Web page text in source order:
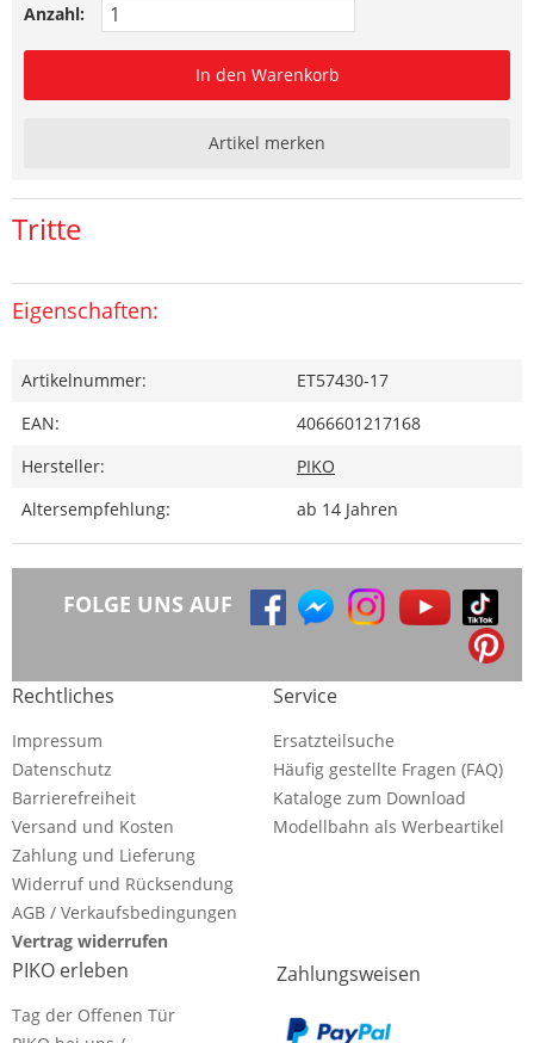
Anzahl:
In den Warenkorb
Artikel merken
Tritte
Eigenschaften:
Artikelnummer:
ET57430-17
EAN:
4066601217168
Hersteller:
PIKO
Altersempfehlung:
ab 14 Jahren
FOLGE UNS AUF
Rechtliches
Impressum
Datenschutz
Barrierefreiheit
Versand und Kosten
Zahlung und Lieferung
Widerruf und Rücksendung
AGB / Verkaufsbedingungen
Vertrag widerrufen
Service
Ersatzteilsuche
Häufig gestellte Fragen (FAQ)
Kataloge zum Download
Modellbahn als Werbeartikel
PIKO erleben
Tag der Offenen Tür
Zahlungsweisen